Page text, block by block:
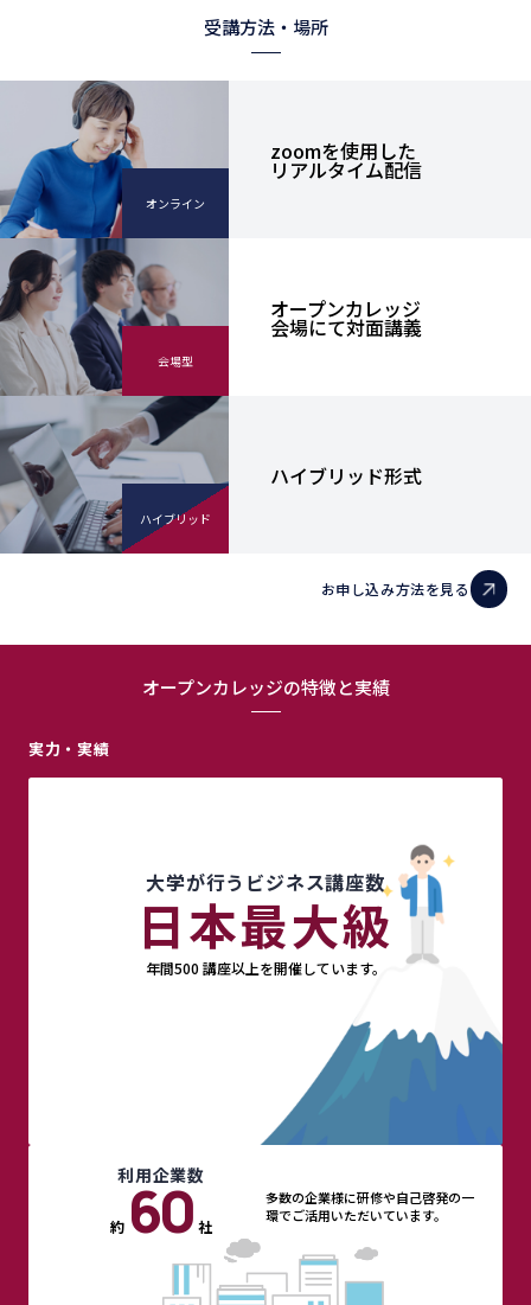
受講方法・場所
オンライン
zoomを使用した
リアルタイム配信
会場型
オープンカレッジ
会場にて対面講義
ハイブリッド
ハイブリッド形式
お申し込み方法を見る
オープンカレッジの特徴と実績
実力・実績
大学が行うビジネス講座数
日本最大級
年間500 講座以上を開催しています。
利用企業数
約 60 社
多数の企業様に研修や自己啓発の一
環でご活用いただいています。